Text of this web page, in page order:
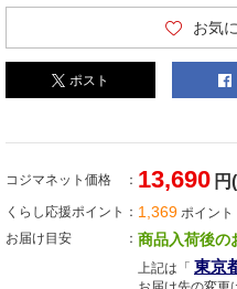
お気
ポスト
コジマネット価格 13,690 円
くらし応援ポイント 1,369 ポイン
お届け目安
商品入荷後
上記は「 東京